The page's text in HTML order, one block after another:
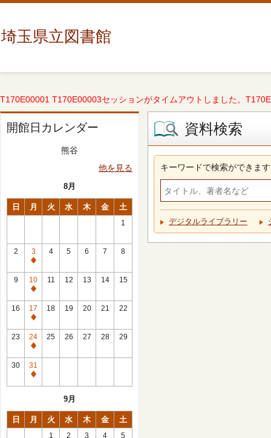
埼玉県立図書館
T170E00001 T170E00003セッションがタイムアウトしました。
開館日カレンダー
熊谷
他を見る
8月
日 月 火 水 木 金 土
1
2
3
休
館
日
4 5 6 7 8
9
10
休
館
日
11 12 13 14 15
16
17
休
館
日
18 19 20 21 22
23
24
休
館
日
25 26 27 28 29
30
31
休
9月
日 月 火 水 木 金 土
1 2 3 4 5
資料検索
キーワードで検索ができます
デジタルライブラリー